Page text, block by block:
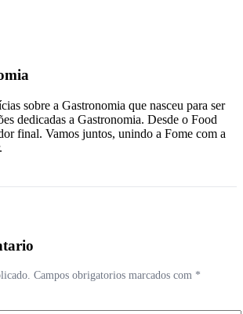
sobre a Gastronomia que nasceu para ser
dedicadas a Gastronomia. Desde o Food
final. Vamos juntos, unindo a Fome com a
Campos obrigatorios marcados com *